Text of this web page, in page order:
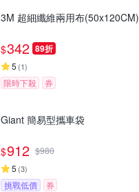
3M 超細纖維兩用布(50x120CM)
$342 89折
5 (1)
限時下殺 券
Giant 簡易型攜車袋
$912 $980
5 (3)
挑戰低價 券